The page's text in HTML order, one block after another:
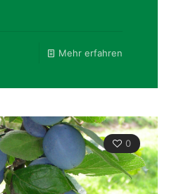
Mehr erfahren
0